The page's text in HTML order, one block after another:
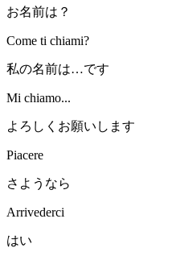
お名前は？
Come ti chiami?
私の名前は…です
Mi chiamo...
よろしくお願いします
Piacere
さようなら
Arrivederci
はい